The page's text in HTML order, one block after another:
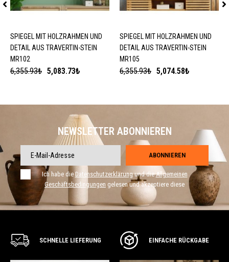
IN DEN WARENKORB LEGEN
SPIEGEL MIT HOLZRAHMEN UND
DETAIL AUS TRAVERTIN-STEIN
MR102
6,355.93₺ 5,083.73₺
IN DEN WARENKORB LEGEN
SPIEGEL MIT HOLZRAHMEN UND
DETAIL AUS TRAVERTIN-STEIN
MR105
6,355.93₺ 5,074.58₺
NEWSLETTER ABONNIEREN
ABONNIEREN
Ich habe die Datenschutzerklärungund dieAllgemeinen
Geschäftsbedingungen gelesen und akzeptiere diese
SCHNELLE LIEFERUNG EINFACHE RÜCKGABE